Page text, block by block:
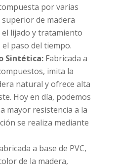
por varias
superior de madera
lijado y tratamiento
paso del tiempo.
Sintética: Fabricada a
imita la
natural y ofrece alta
Hoy en día, podemos
mayor resistencia a la
se realiza mediante
a base de PVC,
de la madera,